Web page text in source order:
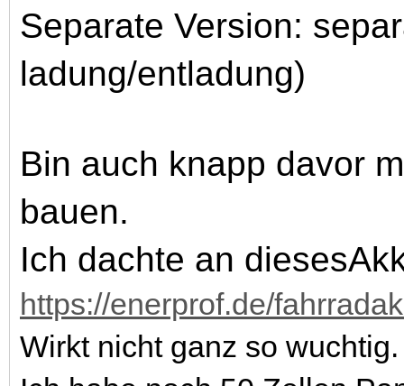
Separate Version:
ladung/entladung)
Bin auch knapp davor
bauen.
Ich dachte an
https://enerprof.de/
Wirkt nicht ganz so wuchtig.